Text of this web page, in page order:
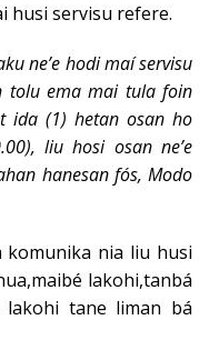
husi servisu refere.
ne’e hodi maí servisu
tolu ema mai tula foin
ida (1) hetan osan ho
liu hosi osan ne’e
hanesan fós, Modo
komunika nia liu husi
lakohi,tanbá
tane liman bá